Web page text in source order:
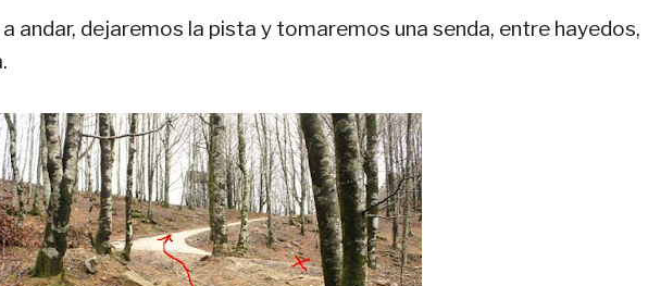
andar, dejaremos la pista y tomaremos una senda, entre hayedos,